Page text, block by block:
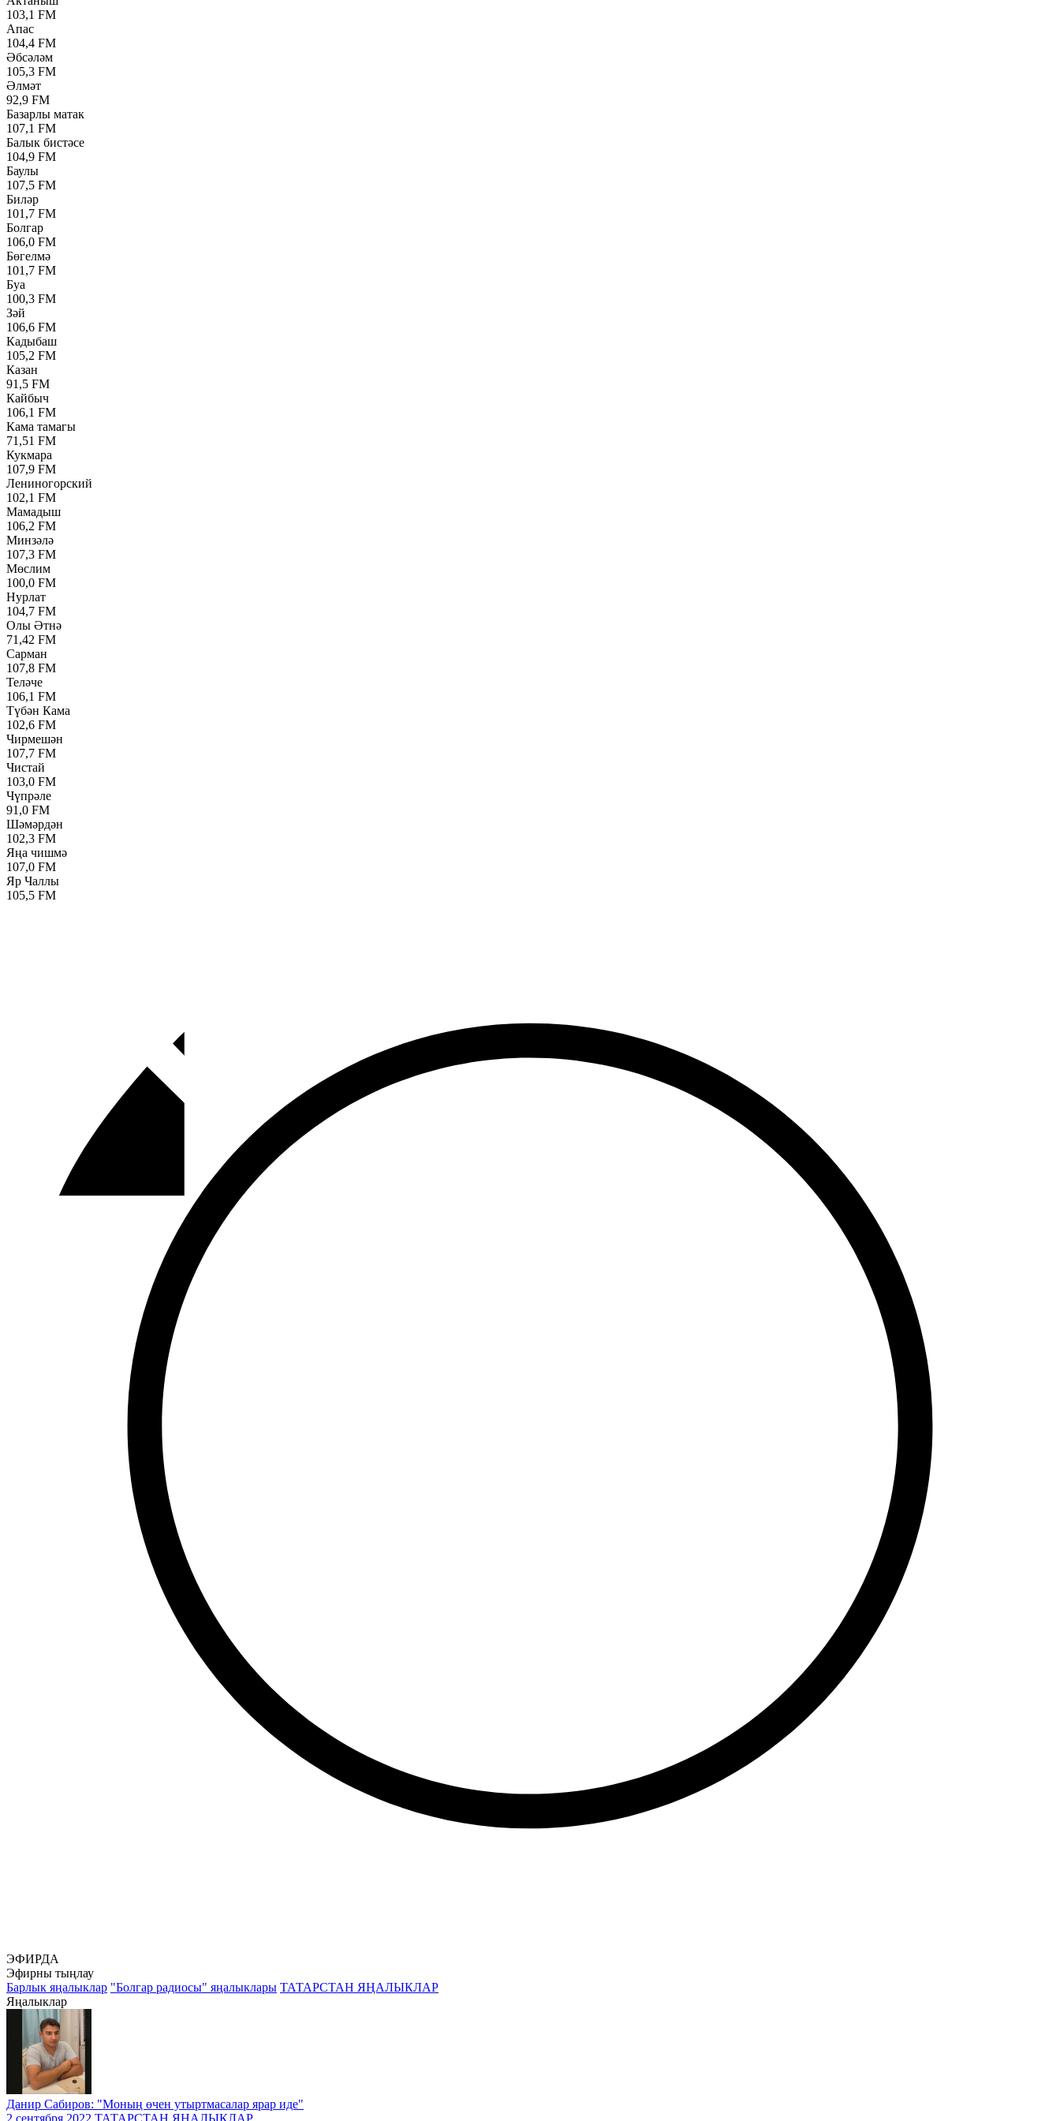
103,1 FM
Апас
104,4 FM
Әбсәләм
105,3 FM
Әлмәт
92,9 FM
Базарлы матак
107,1 FM
Балык бистәсе
104,9 FM
Баулы
107,5 FM
Биләр
101,7 FM
Болгар
106,0 FM
Бөгелмә
101,7 FM
Буа
100,3 FM
Зәй
106,6 FM
Кадыбаш
105,2 FM
Казан
91,5 FM
Кайбыч
106,1 FM
Кама тамагы
71,51 FM
Кукмара
107,9 FM
Лениногорский
102,1 FM
Мамадыш
106,2 FM
Минзәлә
107,3 FM
Мөслим
100,0 FM
Нурлат
104,7 FM
Олы Әтнә
71,42 FM
Сарман
107,8 FM
Теләче
106,1 FM
Түбән Кама
102,6 FM
Чирмешән
107,7 FM
Чистай
103,0 FM
Чүпрәле
91,0 FM
Шәмәрдән
102,3 FM
Яңа чишмә
107,0 FM
Яр Чаллы
105,5 FM
ЭФИРДА
Эфирны тыңлау
Барлык яңалыклар "Болгар радиосы" яңалыклары ТАТАРСТАН ЯҢАЛЫКЛАР
Яңалыклар
Данир Сабиров: "Моның өчен утыртмасалар ярар иде"